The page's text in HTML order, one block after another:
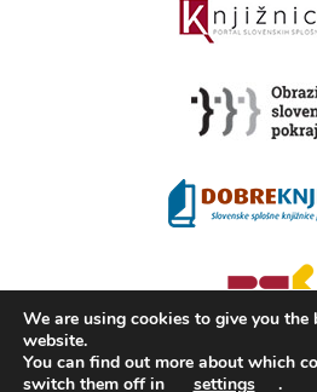
We are using cookies to give you the
website.
You can find out more about which
switch them off in
settings .